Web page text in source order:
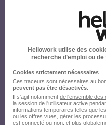
Hellowork utilise des
recherche d’emploi ou
Cookies strictement nécessaires
Ces traceurs sont nécessaires au
peuvent pas être désactivés
Il s'agit notamment de l'ensemble des
la session de l'utilisateur active
informations temporaires telles que
ou les offres vues, gérer les
est connecté ou non, et plus